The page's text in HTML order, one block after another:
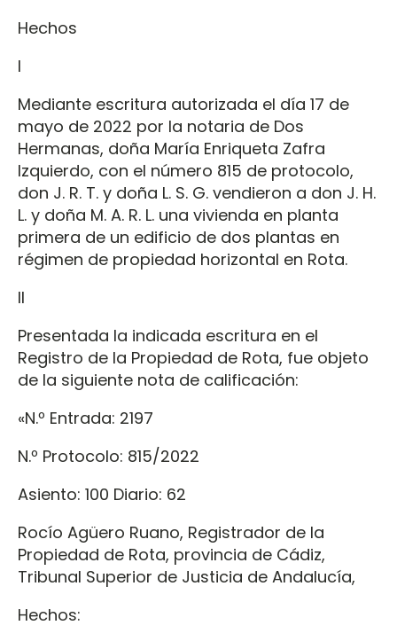
Hechos
I
Mediante escritura autorizada el día 17 de
mayo de 2022 por la notaria de Dos
Hermanas, doña María Enriqueta Zafra
Izquierdo, con el número 815 de protocolo,
don J. R. T. y doña L. S. G. vendieron a don J. H.
L. y doña M. A. R. L. una vivienda en planta
primera de un edificio de dos plantas en
régimen de propiedad horizontal en Rota.
II
Presentada la indicada escritura en el
Registro de la Propiedad de Rota, fue objeto
de la siguiente nota de calificación:
«N.º Entrada: 2197
N.º Protocolo: 815/2022
Asiento: 100 Diario: 62
Rocío Agüero Ruano, Registrador de la
Propiedad de Rota, provincia de Cádiz,
Tribunal Superior de Justicia de Andalucía,
Hechos: